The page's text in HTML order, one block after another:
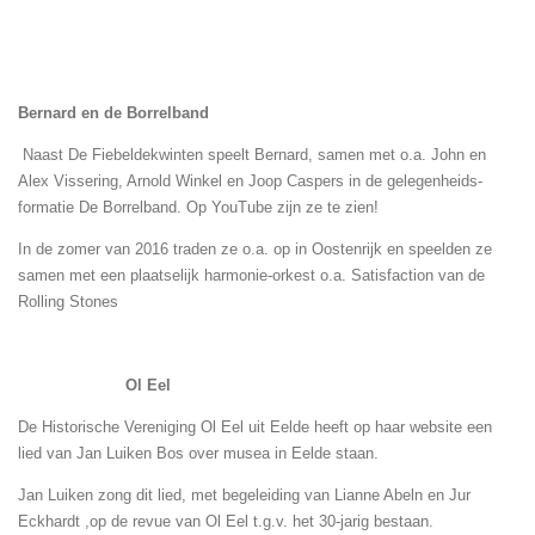
Bernard en de Borrelband
Naast De Fiebeldekwinten speelt Bernard, samen met o.a. John en
Alex Vissering, Arnold Winkel en Joop Caspers in de gelegenheids-
formatie De Borrelband. Op YouTube zijn ze te zien!
In de zomer van 2016 traden ze o.a. op in Oostenrijk en speelden ze
samen met een plaatselijk harmonie-orkest o.a. Satisfaction van de
Rolling Stones
Ol Eel
De Historische Vereniging Ol Eel uit Eelde heeft op haar website een
lied van Jan Luiken Bos over musea in Eelde staan.
Jan Luiken zong dit lied, met begeleiding van Lianne Abeln en Jur
Eckhardt ,op de revue van Ol Eel t.g.v. het 30-jarig bestaan.